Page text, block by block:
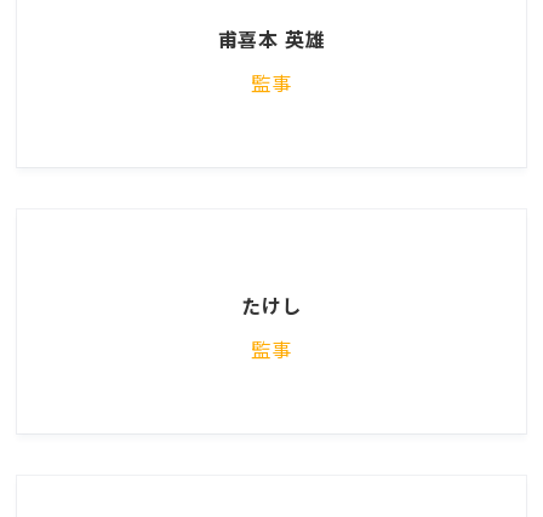
甫喜本 英雄
監事
たけし
監事